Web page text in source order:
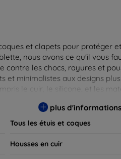
et clapets pour protéger
nous avons ce qu'il vous
les chocs, rayures et
et minimalistes aux designs
le cuir, le silicone, et les
plus d'informations
Tous les étuis et coques
Housses en cuir